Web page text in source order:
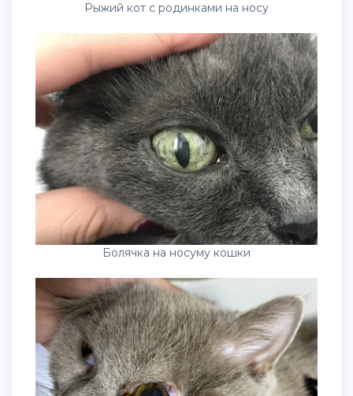
Рыжий кот с родинками на носу
Болячка на носуму кошки